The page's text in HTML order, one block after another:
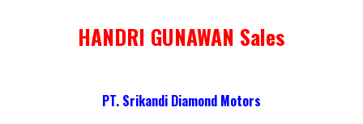
HANDRI GUNAWAN Sales
PT. Srikandi Diamond Motors